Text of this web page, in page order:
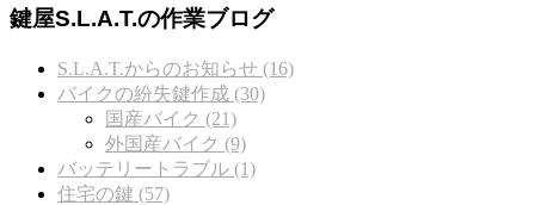
鍵屋S.L.A.T.の作業ブログ
S.L.A.T.からのお知らせ (16)
バイクの紛失鍵作成 (30)
国産バイク (21)
外国産バイク (9)
バッテリートラブル (1)
住宅の鍵 (57)